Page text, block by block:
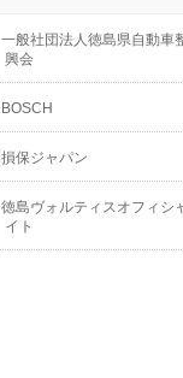
一般社団法人徳島県自動車
興会
BOSCH
損保ジャパン
徳島ヴォルティスオフィシ
イト